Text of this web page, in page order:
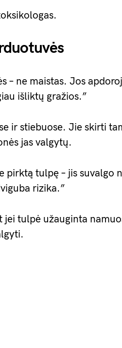
– ne maistas. Jos
išliktų gražios.”
ir stiebuose. Jie skirti
jas valgytų.
pirktą tulpę – jis suvalgo
rizika.”
tulpė užauginta